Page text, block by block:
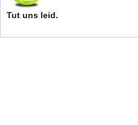
Tut uns leid.